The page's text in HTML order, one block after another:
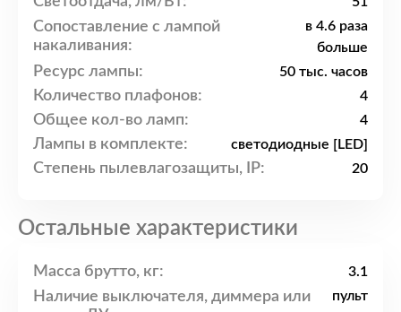
Сопоставление с лампой
накаливания:
в 4.6 раза
больше
Ресурс лампы: 50 тыс. часов
Количество плафонов: 4
Общее кол-во ламп: 4
Лампы в комплекте: светодиодные [LED]
Степень пылевлагозащиты, IP: 20
Остальные характеристики
Масса брутто, кг: 3.1
Наличие выключателя, диммера или
пульт